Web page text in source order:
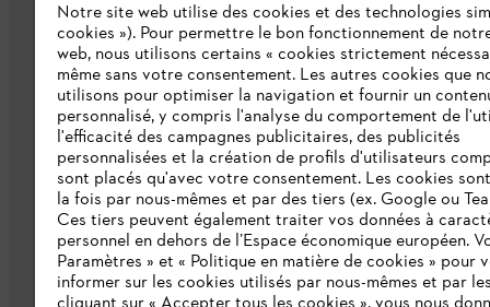
L'Entreprise
Qui sommes-nous ?
Presse
Emploi
Ligne Intégrité STIHL
Développement durable
Catalogue
Notre site web utilise des cookies et des technologies
cookies »). Pour permettre le bon fonctionnement de
web, nous utilisons certains « cookies strictement
même sans votre consentement. Les autres cookies que
utilisons pour optimiser la navigation et fournir un
personnalisé, y compris l'analyse du comportement de
l'efficacité des campagnes publicitaires, des publicités
personnalisées et la création de profils d'utilisateurs
sont placés qu'avec votre consentement. Les cookies
la fois par nous-mêmes et par des tiers (ex. Google ou
Ces tiers peuvent également traiter vos données à
personnel en dehors de l’Espace économique européen.
Paramètres » et « Politique en matière de cookies » pour
informer sur les cookies utilisés par nous-mêmes et par